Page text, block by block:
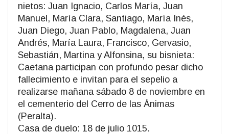
nietos: Juan Ignacio, Carlos María, Juan
Manuel, María Clara, Santiago, María Inés,
Juan Diego, Juan Pablo, Magdalena, Juan
Andrés, María Laura, Francisco, Gervasio,
Sebastián, Martina y Alfonsina, su bisnieta:
Caetana participan con profundo pesar dicho
fallecimiento e invitan para el sepelio a
realizarse mañana sábado 8 de noviembre en
el cementerio del Cerro de las Ánimas
(Peralta).
Casa de duelo: 18 de julio 1015.